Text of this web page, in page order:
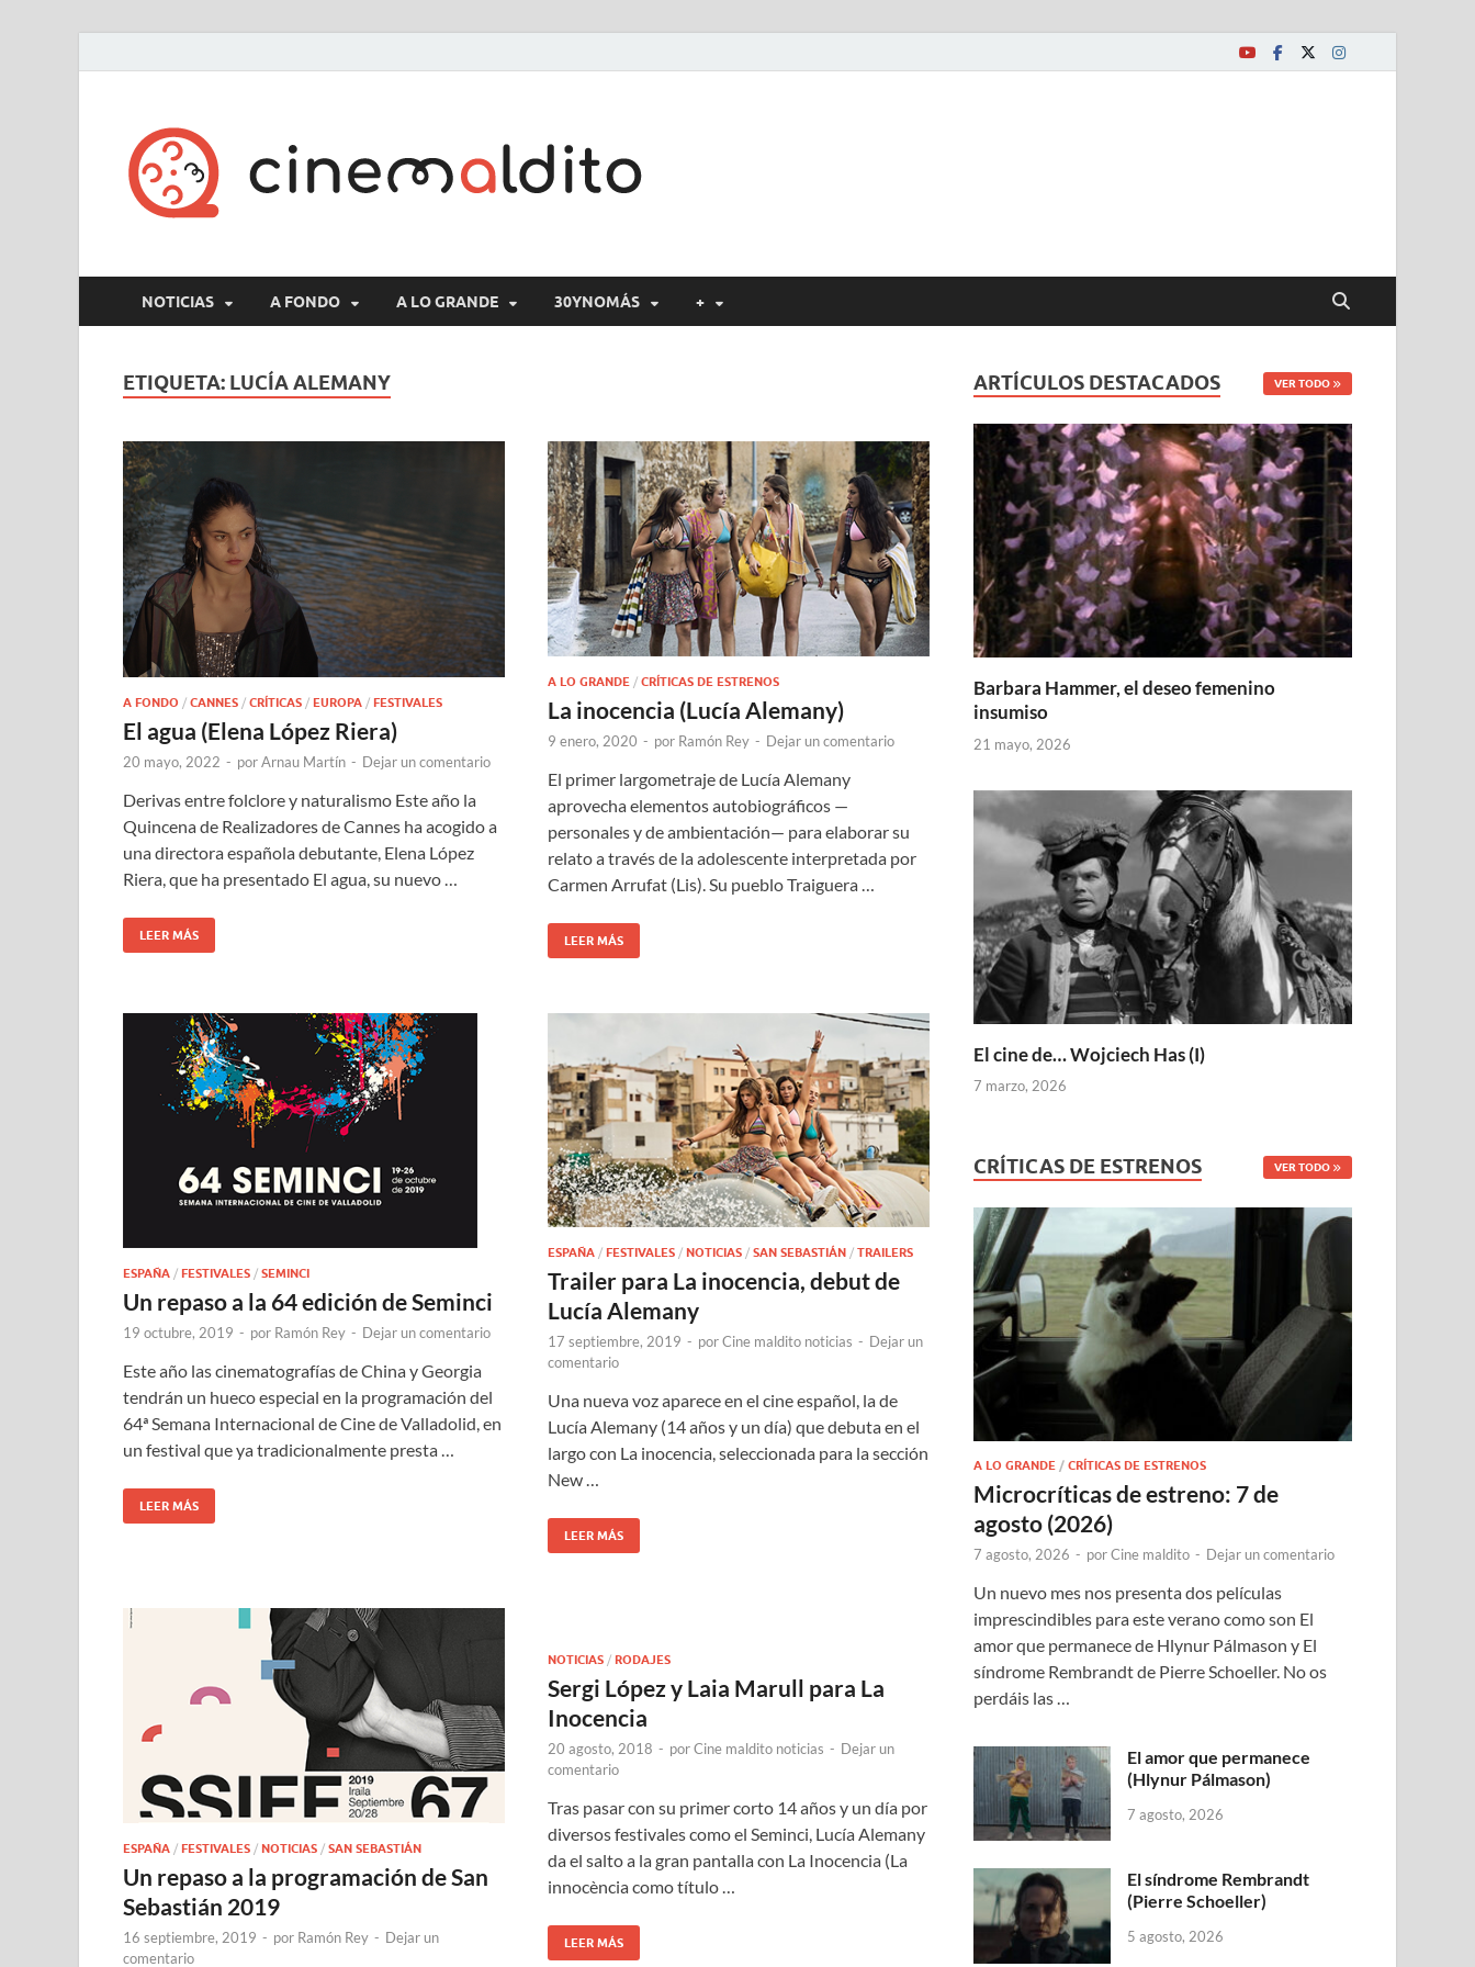
NOTICIAS A FONDO A LO GRANDE 30YNOMÁS +
ETIQUETA: LUCÍA ALEMANY
A FONDO / CANNES / CRÍTICAS / EUROPA / FESTIVALES
El agua (Elena López Riera)
20 mayo, 2022 - porArnau Martín - Dejar un comentario
Derivas entre folclore y naturalismo Este año la
Quincena de Realizadores de Cannes ha acogido a
una directora española debutante, Elena López
Riera, que ha presentado El agua, su nuevo …
LEER MÁS
A LO GRANDE / CRÍTICAS DE ESTRENOS
La inocencia (Lucía Alemany)
9 enero, 2020 - por Ramón Rey - Dejar un comentario
El primer largometraje de Lucía Alemany
aprovecha elementos autobiográficos —
personales y de ambientación— para elaborar su
relato a través de la adolescente interpretada por
Carmen Arrufat (Lis). Su pueblo Traiguera …
LEER MÁS
ESPAÑA / FESTIVALES / SEMINCI
Un repaso a la 64 edición de Seminci
19 octubre, 2019 - por Ramón Rey - Dejar un comentario
Este año las cinematografías de China y Georgia
tendrán un hueco especial en la programación del
64ª Semana Internacional de Cine de Valladolid, en
un festival que ya tradicionalmente presta …
LEER MÁS
ESPAÑA / FESTIVALES / NOTICIAS / SAN SEBASTIÁN / TRAILERS
Trailer para La inocencia, debut de
Lucía Alemany
17 septiembre, 2019 - porCine maldito noticias - Dejar un
comentario
Una nueva voz aparece en el cine español, la de
Lucía Alemany (14 años y un día) que debuta en el
largo con La inocencia, seleccionada para la sección
New …
LEER MÁS
ESPAÑA / FESTIVALES / NOTICIAS / SAN SEBASTIÁN
Un repaso a la programación de San
Sebastián 2019
16 septiembre, 2019 - por Ramón Rey - Dejar un
comentario
NOTICIAS / RODAJES
Sergi López y Laia Marull para La
Inocencia
20 agosto, 2018 - porCine maldito noticias - Dejar un
comentario
Tras pasar con su primer corto 14 años y un día por
diversos festivales como el Seminci, Lucía Alemany
da el salto a la gran pantalla con La Inocencia (La
innocència como título …
LEER MÁS
ARTÍCULOS DESTACADOS VER TODO
Barbara Hammer, el deseo femenino
insumiso
21 mayo, 2026
El cine de… Wojciech Has (I)
7 marzo, 2026
CRÍTICAS DE ESTRENOS VER TODO
A LO GRANDE /CRÍTICAS DE ESTRENOS
Microcríticas de estreno: 7 de
agosto (2026)
7 agosto, 2026 - porCine maldito - Dejar un comentario
Un nuevo mes nos presenta dos películas
imprescindibles para este verano como son El
amor que permanece de Hlynur Pálmason y El
síndrome Rembrandt de Pierre Schoeller. No os
perdáis las …
El amor que permanece
(Hlynur Pálmason)
7 agosto, 2026
El síndrome Rembrandt
(Pierre Schoeller)
5 agosto, 2026